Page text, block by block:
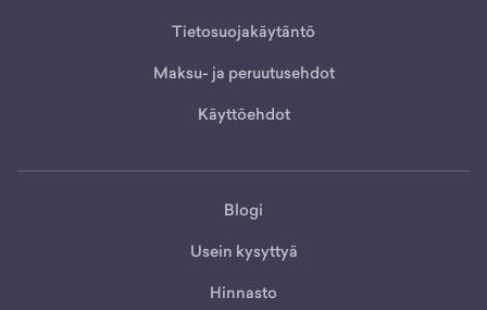
Tietosuojakäytäntö
Maksu- ja peruutusehdot
Käyttöehdot
Blogi
Usein kysyttyä
Hinnasto